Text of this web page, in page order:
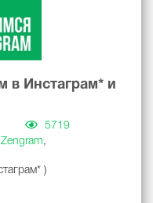
в Инстаграм* и
5719
,
)